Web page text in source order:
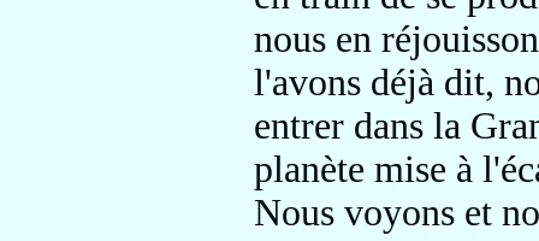
nous en
l'avons déjà dit,
entrer dans la
planète mise à
Nous voyons et